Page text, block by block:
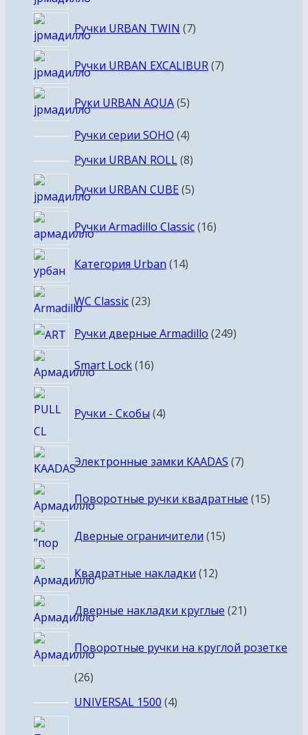
Ручки URBAN TWIN 77
Ручки URBAN EXCALIBUR 77
Руки URBAN AQUA 55
Ручки серии SOHO 44
товара
Ручки URBAN ROLL 88
Ручки URBAN CUBE 55
Ручки Armadillo Classic 1616
Категория Urban 1414
WC Classic 2323
Ручки дверные Armadillo 249249
Smart Lock 1616
Ручки - Скобы 4товара
Электронные замки KAADAS 77
Поворотные ручки квадратные 1515
Дверные ограничители 1515
Квадратные накладки 1212
Дверные накладки круглые 2121
Поворотные ручки на круглой розетке
2626
товаров
UNIVERSAL 1500 44